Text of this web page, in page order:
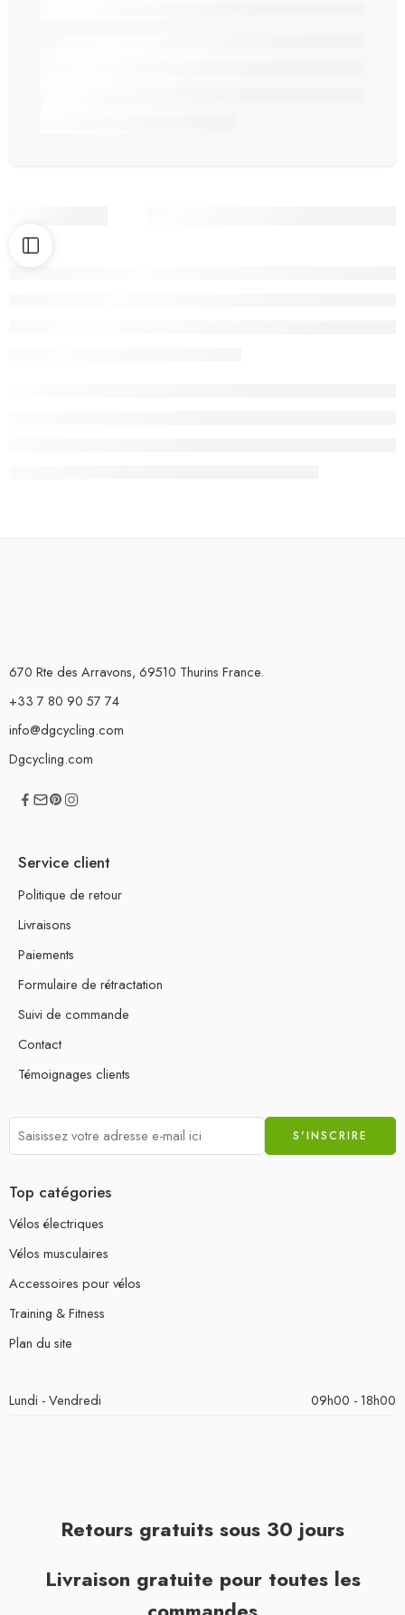
670 Rte des Arravons, 69510 Thurins France.
+33 7 80 90 57 74
info@dgcycling.com
Dgcycling.com
Service client
Politique de retour
Livraisons
Paiements
Formulaire de rétractation
Suivi de commande
Contact
Témoignages clients
Top catégories
Vélos électriques
Vélos musculaires
Accessoires pour vélos
Training & Fitness
Plan du site
Lundi - Vendredi 09h00 - 18h00
Retours gratuits sous 30 jours
Livraison gratuite pour toutes les